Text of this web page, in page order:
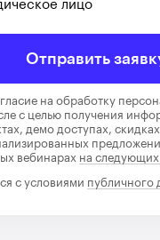
лицо
Отправить
на обработку
с целью получения
демо доступах,
вебинарах на следующих
с условиями публичного